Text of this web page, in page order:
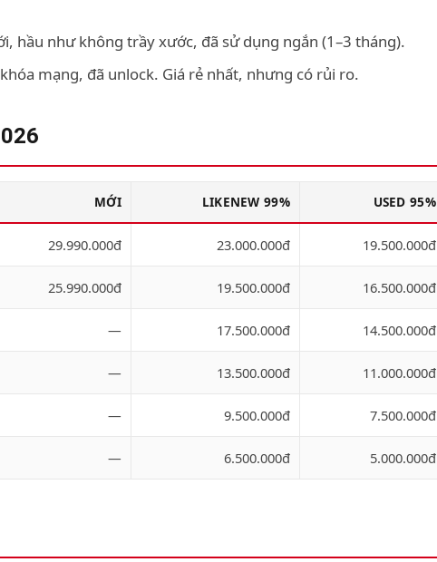
hầu như không trầy xước, đã sử dụng ngắn (1–3 tháng).
mạng, đã unlock. Giá rẻ nhất, nhưng có rủi ro.
MỚI LIKENEW 99% USED 95%
29.990.000đ 23.000.000đ 19.500.000đ
25.990.000đ 19.500.000đ 16.500.000đ
— 17.500.000đ 14.500.000đ
— 13.500.000đ 11.000.000đ
— 9.500.000đ 7.500.000đ
— 6.500.000đ 5.000.000đ